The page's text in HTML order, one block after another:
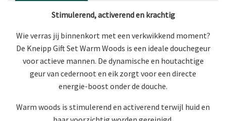
Stimulerend, activerend en krachtig
Wie verras jij binnenkort met een verkwikkend moment?
De Kneipp Gift Set Warm Woods is een ideale douchegeur
voor actieve mannen. De dynamische en houtachtige
geur van cedernoot en eik zorgt voor een directe
energie-boost onder de douche.
Warm woods is stimulerend en activerend terwijl huid en